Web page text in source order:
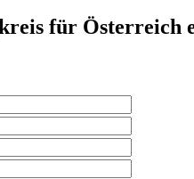
für Österreich